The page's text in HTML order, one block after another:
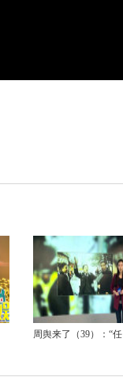
周舆来了（39）：“任